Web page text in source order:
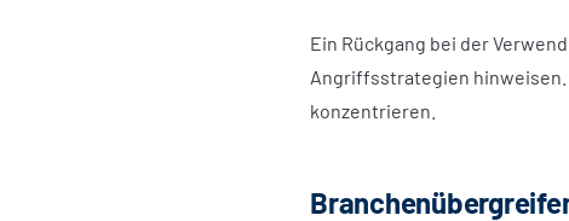
Ein Rückgang bei der
Angriffsstrategien
konzentrieren.